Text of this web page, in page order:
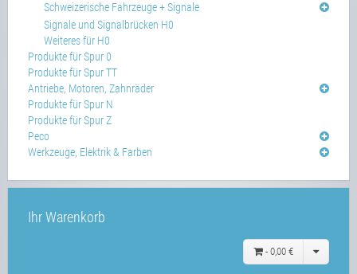
Schweizerische Fahrzeuge + Signale
Signale und Signalbrücken H0
Weiteres für H0
Produkte für Spur 0
Produkte für Spur TT
Antriebe, Motoren, Zahnräder
Produkte für Spur N
Produkte für Spur Z
Peco
Werkzeuge, Elektrik & Farben
Ihr Warenkorb
- 0,00 €